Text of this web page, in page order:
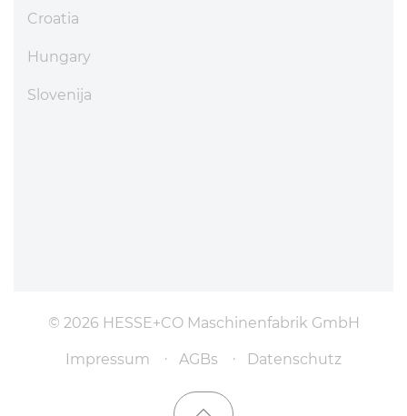
Croatia
Hungary
Slovenija
© 2026 HESSE+CO Maschinenfabrik GmbH
Impressum AGBs Datenschutz